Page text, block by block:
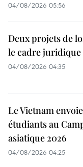
04/08/2026 05:56
Deux projets de
le cadre juridique
04/08/2026 04:35
Le Vietnam
étudiants au
asiatique 2026
04/08/2026 04:25